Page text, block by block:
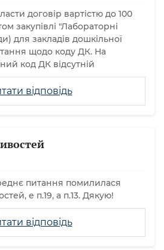
відповідь
договір вартістю до 100
закупівлі "Лабораторні
для закладів дошкільної
щодо коду ДК. На
код ДК відсутній
відповідь
питання помилилася
е п.19, а п.13. Дякую!